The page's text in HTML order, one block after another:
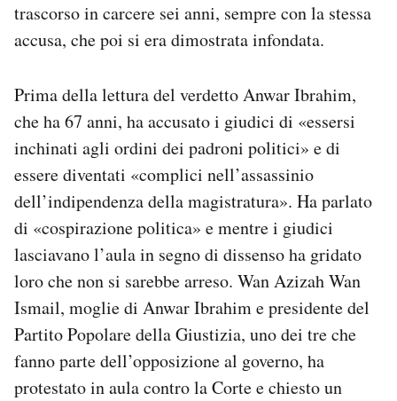
trascorso in carcere sei anni, sempre con la stessa
accusa, che poi si era dimostrata infondata.
Prima della lettura del verdetto Anwar Ibrahim,
che ha 67 anni, ha accusato i giudici di «essersi
inchinati agli ordini dei padroni politici» e di
essere diventati «complici nell’assassinio
dell’indipendenza della magistratura». Ha parlato
di «cospirazione politica» e mentre i giudici
lasciavano l’aula in segno di dissenso ha gridato
loro che non si sarebbe arreso. Wan Azizah Wan
Ismail, moglie di Anwar Ibrahim e presidente del
Partito Popolare della Giustizia, uno dei tre che
fanno parte dell’opposizione al governo, ha
protestato in aula contro la Corte e chiesto un